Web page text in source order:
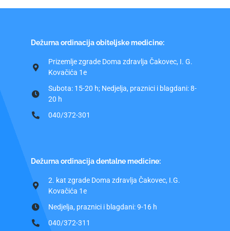
Dežurna ordinacija obiteljske medicine:
Prizemlje zgrade Doma zdravlja Čakovec, I. G.
Kovačića 1e
Subota: 15-20 h; Nedjelja, praznici i blagdani: 8-
20 h
040/372-301
Dežurna ordinacija dentalne medicine:
2. kat zgrade Doma zdravlja Čakovec, I.G.
Kovačića 1e
Nedjelja, praznici i blagdani: 9-16 h
040/372-311